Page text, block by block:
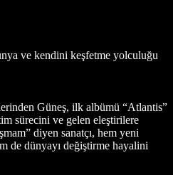
ve kendini keşfetme yolculuğu
Güneş, ilk albümü “Atlantis”
sürecini ve gelen eleştirilere
diyen sanatçı, hem yeni
de dünyayı değiştirme hayalini